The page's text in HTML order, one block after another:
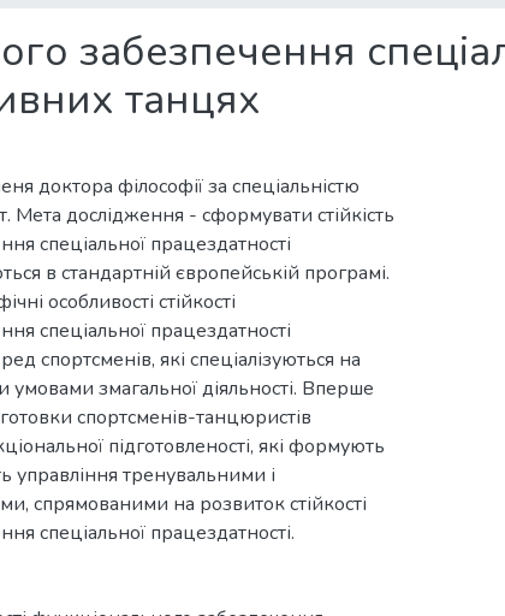
забезпечення
танцях
доктора філософії за спеціальністю
Мета дослідження - сформувати стійкість
спеціальної працездатності
в стандартній європейській програмі.
особливості стійкості
спеціальної працездатності
спортсменів, які спеціалізуються на
умовами змагальної діяльності. Вперше
спортсменів-танцюристів
підготовленості, які формують
управління тренувальними і
спрямованими на розвиток стійкості
спеціальної працездатності.